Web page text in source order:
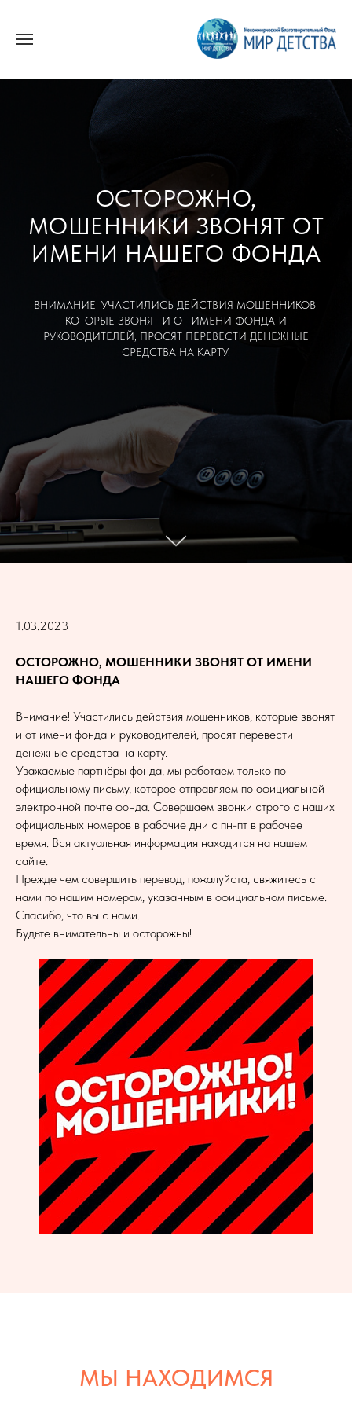
ОСТОРОЖНО,
МОШЕННИКИ ЗВОНЯТ ОТ
ИМЕНИ НАШЕГО ФОНДА
ВНИМАНИЕ! УЧАСТИЛИСЬ ДЕЙСТВИЯ МОШЕННИКОВ,
КОТОРЫЕ ЗВОНЯТ И ОТ ИМЕНИ ФОНДА И
РУКОВОДИТЕЛЕЙ, ПРОСЯТ ПЕРЕВЕСТИ ДЕНЕЖНЫЕ
СРЕДСТВА НА КАРТУ.
1.03.2023
ОСТОРОЖНО, МОШЕННИКИ ЗВОНЯТ ОТ ИМЕНИ
НАШЕГО ФОНДА
Внимание! Участились действия мошенников, которые звонят
и от имени фонда и руководителей, просят перевести
денежные средства на карту.
Уважаемые партнёры фонда, мы работаем только по
официальному письму, которое отправляем по официальной
электронной почте фонда. Совершаем звонки строго с наших
официальных номеров в рабочие дни с пн-пт в рабочее
время. Вся актуальная информация находится на нашем
сайте.
Прежде чем совершить перевод, пожалуйста, свяжитесь с
нами по нашим номерам, указанным в официальном письме.
Спасибо, что вы с нами.
Будьте внимательны и осторожны!
МЫ НАХОДИМСЯ